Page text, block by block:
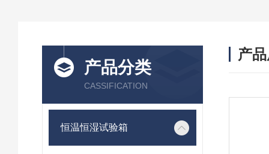
产品分类
CASSIFICATION
恒温恒湿试验箱
产